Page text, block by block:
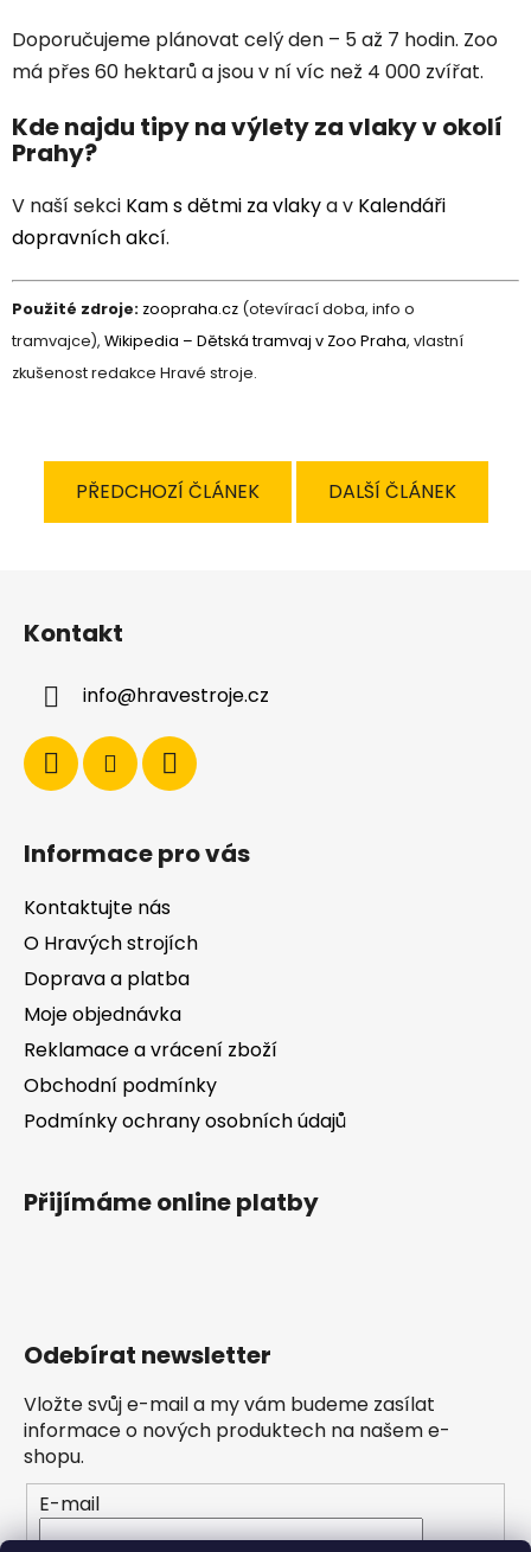
Doporučujeme plánovat celý den – 5 až 7 hodin. Zoo
má přes 60 hektarů a jsou v ní víc než 4 000 zvířat.
Kde najdu tipy na výlety za vlaky v okolí
Prahy?
V naší sekci Kam s dětmi za vlakya v Kalendáři
dopravních akcí.
Použité zdroje: zoopraha.cz (otevírací doba, info o
tramvajce), Wikipedia – Dětská tramvaj v Zoo Praha, vlastní
zkušenost redakce Hravé stroje.
PŘEDCHOZÍ ČLÁNEK DALŠÍ ČLÁNEK
Kontakt
info@hravestroje.cz
Informace pro vás
Kontaktujte nás
O Hravých strojích
Doprava a platba
Moje objednávka
Reklamace a vrácení zboží
Obchodní podmínky
Podmínky ochrany osobních údajů
Přijímáme online platby
Odebírat newsletter
Vložte svůj e-mail a my vám budeme zasílat
informace o nových produktech na našem e-
shopu.
E-mail